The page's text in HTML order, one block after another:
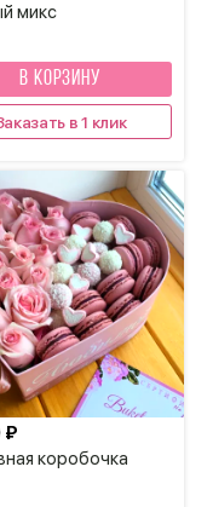
микс
В КОРЗИНУ
в 1 клик
коробочка
₽